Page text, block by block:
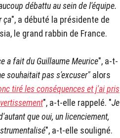
débattu au sein de l'équipe.
ça", a débuté la présidente de
le grand rabbin de France.
a fait du Guillaume Meurice", a-t-
souhaitait pas s'excuser" alors
tiré les conséquences et j'ai pris
", a-t-elle rappelé. "Je
que oui, un licenciement,
", a-t-elle souligné.